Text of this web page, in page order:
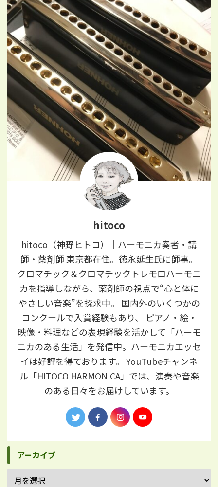
hitoco
hitoco（神野ヒトコ）｜ハーモニカ奏者・講
師・薬剤師 東京都在住。徳永延生氏に師事。
クロマチック＆クロマチックトレモロハーモニ
カを指導しながら、薬剤師の視点で“心と体に
やさしい音楽”を探求中。 国内外のいくつかの
コンクールで入賞経験もあり、 ピアノ・絵・
映像・料理などの表現経験を活かして「ハーモ
ニカのある生活」を発信中。ハーモニカエッセ
イは好評を得ております。 YouTubeチャンネ
ル「HITOCO HARMONICA」では、演奏や音楽
のある日々をお届けしています。
アーカイブ